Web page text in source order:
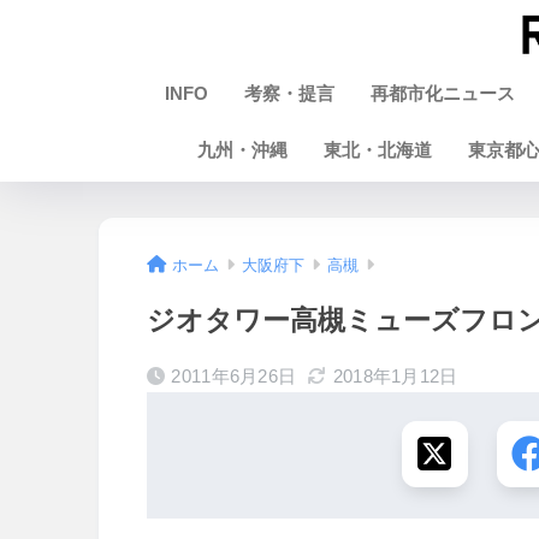
INFO 考察・提言 再都市化ニュース
九州・沖縄 東北・北海道 東京都心
ホーム 大阪府下 高槻
ジオタワー高槻ミューズフロ
2011年6月26日 2018年1月12日